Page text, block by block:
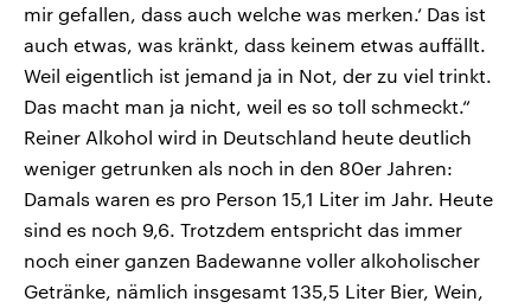
mir gefallen, dass auch welche was merken.‘ Das ist
auch etwas, was kränkt, dass keinem etwas auffällt.
Weil eigentlich ist jemand ja in Not, der zu viel trinkt.
Das macht man ja nicht, weil es so toll schmeckt.“
Reiner Alkohol wird in Deutschland heute deutlich
weniger getrunken als noch in den 80er Jahren:
Damals waren es pro Person 15,1 Liter im Jahr. Heute
sind es noch 9,6. Trotzdem entspricht das immer
noch einer ganzen Badewanne voller alkoholischer
Getränke, nämlich insgesamt 135,5 Liter Bier, Wein,